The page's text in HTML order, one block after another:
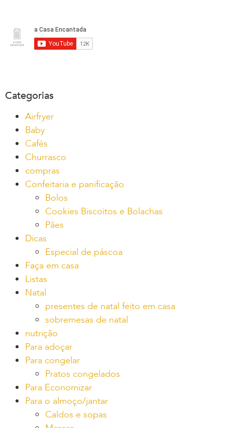
Categorias
Airfryer
Baby
Cafés
Churrasco
compras
Confeitaria e panificação
Bolos
Cookies Biscoitos e Bolachas
Pães
Dicas
Especial de páscoa
Faça em casa
Listas
Natal
presentes de natal feito em casa
sobremesas de natal
nutrição
Para adoçar
Para congelar
Pratos congelados
Para Economizar
Para o almoço/jantar
Caldos e sopas